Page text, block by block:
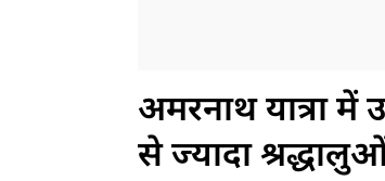
अमरनाथ यात्रा
से ज्यादा